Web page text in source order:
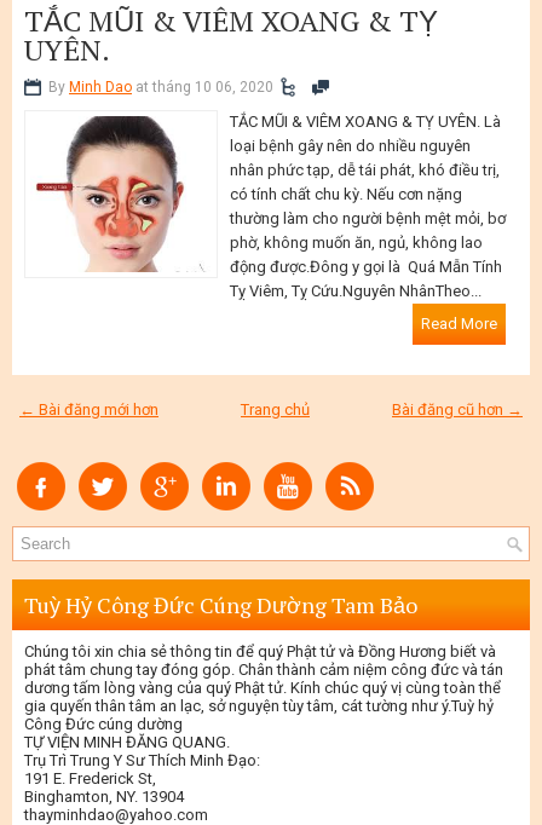
TẮC MŨI & VIÊM XOANG & TỴ
UYÊN.
By Minh Dao at tháng 10 06, 2020
TẮC MŨI & VIÊM XOANG & TỴ UYÊN. Là
loại bệnh gây nên do nhiều nguyên
nhân phức tạp, dễ tái phát, khó điều trị,
có tính chất chu kỳ. Nếu cơn nặng
thường làm cho người bệnh mệt mỏi, bơ
phờ, không muốn ăn, ngủ, không lao
động được.Đông y gọi là Quá Mẫn Tính
Tỵ Viêm, Tỵ Cứu.Nguyên NhânTheo...
Read More
← Bài đăng mới hơn Bài đăng cũ hơn →
Trang chủ
Tuỳ Hỷ Công Đức Cúng Dường Tam Bảo
Chúng tôi xin chia sẻ thông tin để quý Phật tử và Đồng Hương biết và
phát tâm chung tay đóng góp. Chân thành cảm niệm công đức và tán
dương tấm lòng vàng của quý Phật tử. Kính chúc quý vị cùng toàn thể
gia quyến thân tâm an lạc, sở nguyện tùy tâm, cát tường như ý.Tuỳ hỷ
Công Đức cúng dường
TỰ VIỆN MINH ĐĂNG QUANG.
Trụ Trì Trung Y Sư Thích Minh Đạo:
191 E. Frederick St,
Binghamton, NY. 13904
thayminhdao@yahoo.com